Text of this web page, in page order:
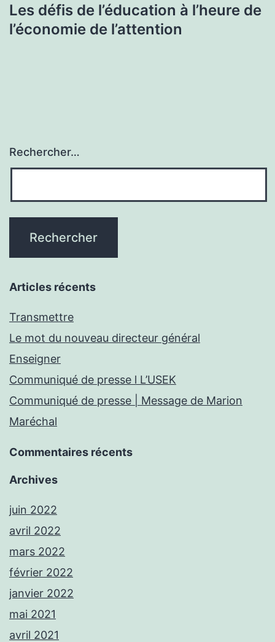
Les défis de l’éducation à l’heure de
l’économie de l’attention
Rechercher…
Articles récents
Transmettre
Le mot du nouveau directeur général
Enseigner
Communiqué de presse l L’USEK
Communiqué de presse | Message de Marion
Maréchal
Commentaires récents
Archives
juin 2022
avril 2022
mars 2022
février 2022
janvier 2022
mai 2021
avril 2021